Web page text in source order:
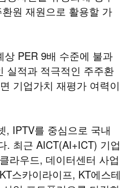
원 재원으로 활용할 가
상 PER 9배 수준에 불과
실적과 적극적인 주주환
기업가치 재평가 여력이
, IPTV를 중심으로 국내
. 최근 AICT(AI+ICT) 기업
라우드, 데이터센터 사업
스카이라이프, KT에스테